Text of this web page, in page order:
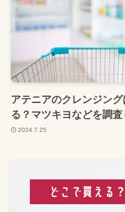
アテニアのクレンジン
る？マツキヨなどを調
2024.7.25